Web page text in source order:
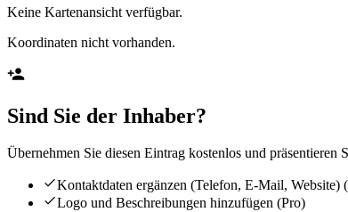
Keine Kartenansicht verfügbar.
Koordinaten nicht vorhanden.
Sind Sie der Inhaber?
Übernehmen Sie diesen Eintrag kostenlos und
Kontaktdaten ergänzen (Telefon, E-Mail, Website)
Logo und Beschreibungen hinzufügen (Pro)